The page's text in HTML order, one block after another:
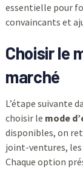
essentielle pour
convaincants et
Choisir le
marché
L’étape suivante
choisir le mode
disponibles, on
joint-ventures,
Chaque option